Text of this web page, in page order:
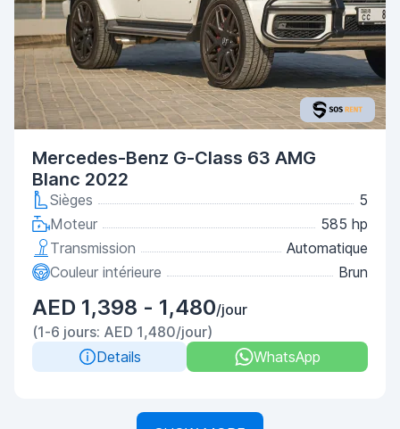
Mercedes-Benz G-Class 63 AMG
Blanc 2022
Sièges
5
Moteur
585 hp
Transmission
Automatique
Couleur intérieure
Brun
AED 1,398 - 1,480/jour
(1-6 jours: AED 1,480/jour)
Details
WhatsApp